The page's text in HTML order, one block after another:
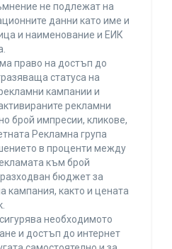
не подлежат на
данни като име и
и наименование и ЕИК
право на достъп до
статуса на
кампании и
рекламни
брой импресии, кликове,
Рекламна група
в проценти между
към брой
бюджет за
кампания, както и цената
необходимото
и достъп до интернет